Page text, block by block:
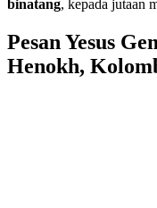
binatang, kepada jutaan
Pesan Yesus
Henokh,